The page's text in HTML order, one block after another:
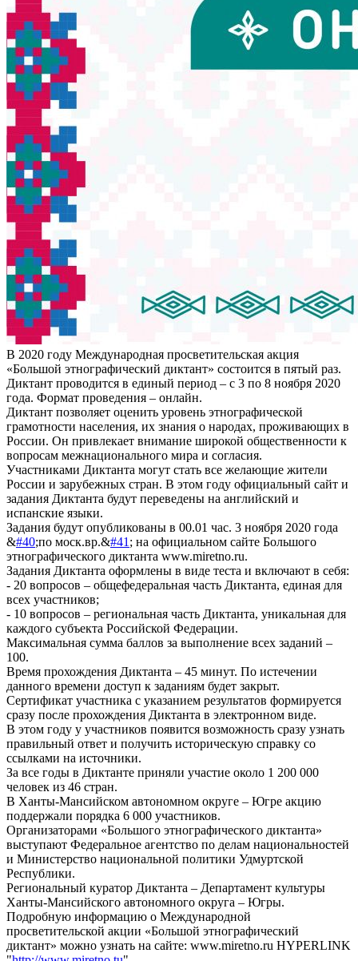
В 2020 году Международная просветительская акция
«Большой этнографический диктант» состоится в пятый раз.
Диктант проводится в единый период – с 3 по 8 ноября 2020
года. Формат проведения – онлайн.
Диктант позволяет оценить уровень этнографической
грамотности населения, их знания о народах, проживающих в
России. Он привлекает внимание широкой общественности к
вопросам межнационального мира и согласия.
Участниками Диктанта могут стать все желающие жители
России и зарубежных стран. В этом году официальный сайт и
задания Диктанта будут переведены на английский и
испанские языки.
Задания будут опубликованы в 00.01 час. 3 ноября 2020 года
&#40;по моск.вр.&#41 ; на официальном сайте Большого
этнографического диктанта www.miretno.ru.
Задания Диктанта оформлены в виде теста и включают в себя:
- 20 вопросов – общефедеральная часть Диктанта, единая для
всех участников;
- 10 вопросов – региональная часть Диктанта, уникальная для
каждого субъекта Российской Федерации.
Максимальная сумма баллов за выполнение всех заданий –
100.
Время прохождения Диктанта – 45 минут. По истечении
данного времени доступ к заданиям будет закрыт.
Сертификат участника с указанием результатов формируется
сразу после прохождения Диктанта в электронном виде.
В этом году у участников появится возможность сразу узнать
правильный ответ и получить историческую справку со
ссылками на источники.
За все годы в Диктанте приняли участие около 1 200 000
человек из 46 стран.
В Ханты-Мансийском автономном округе – Югре акцию
поддержали порядка 6 000 участников.
Организаторами «Большого этнографического диктанта»
выступают Федеральное агентство по делам национальностей
и Министерство национальной политики Удмуртской
Республики.
Региональный куратор Диктанта – Департамент культуры
Ханты-Мансийского автономного округа – Югры.
Подробную информацию о Международной
просветительской акции «Большой этнографический
диктант» можно узнать на сайте: www.miretno.ru HYPERLINK